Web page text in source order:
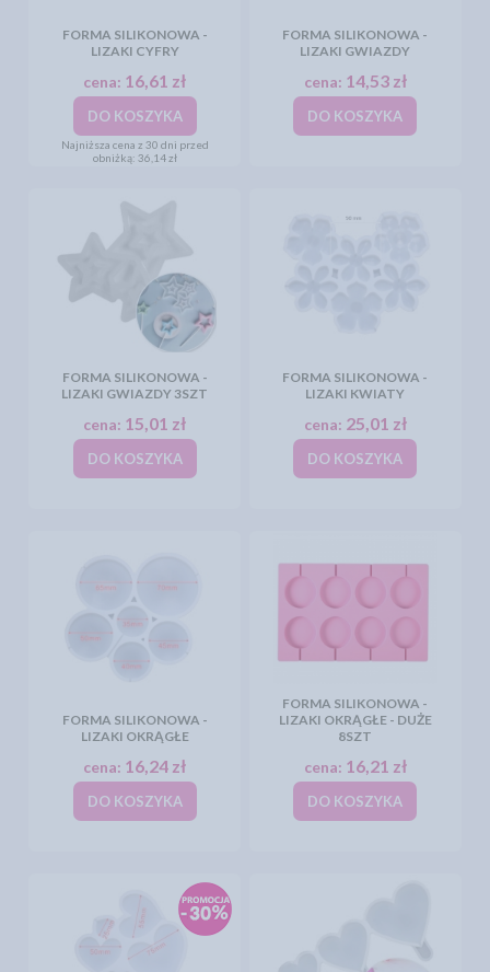
FORMA SILIKONOWA -
LIZAKI CYFRY
cena: 16,61 zł
DO KOSZYKA
Najniższa cena z 30 dni przed
obniżką: 36,14 zł
FORMA SILIKONOWA -
LIZAKI GWIAZDY
cena: 14,53 zł
DO KOSZYKA
FORMA SILIKONOWA -
LIZAKI GWIAZDY 3SZT
cena: 15,01 zł
DO KOSZYKA
FORMA SILIKONOWA -
LIZAKI KWIATY
cena: 25,01 zł
DO KOSZYKA
FORMA SILIKONOWA -
LIZAKI OKRĄGŁE
cena: 16,24 zł
DO KOSZYKA
FORMA SILIKONOWA -
LIZAKI OKRĄGŁE - DUŻE
8SZT
cena: 16,21 zł
DO KOSZYKA